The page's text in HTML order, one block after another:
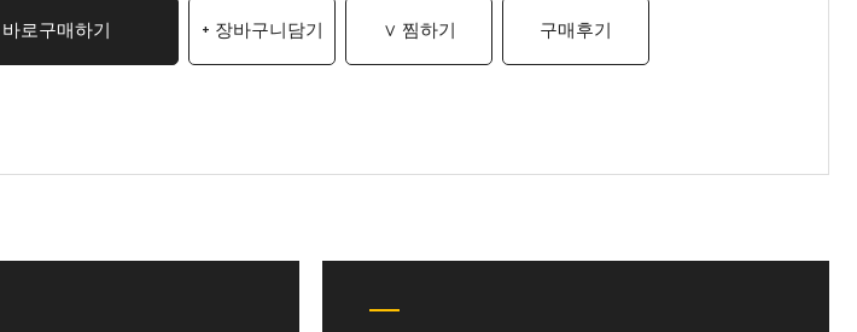
바로구매하기 + 장바구니담기 ∨ 찜하기 구매후기